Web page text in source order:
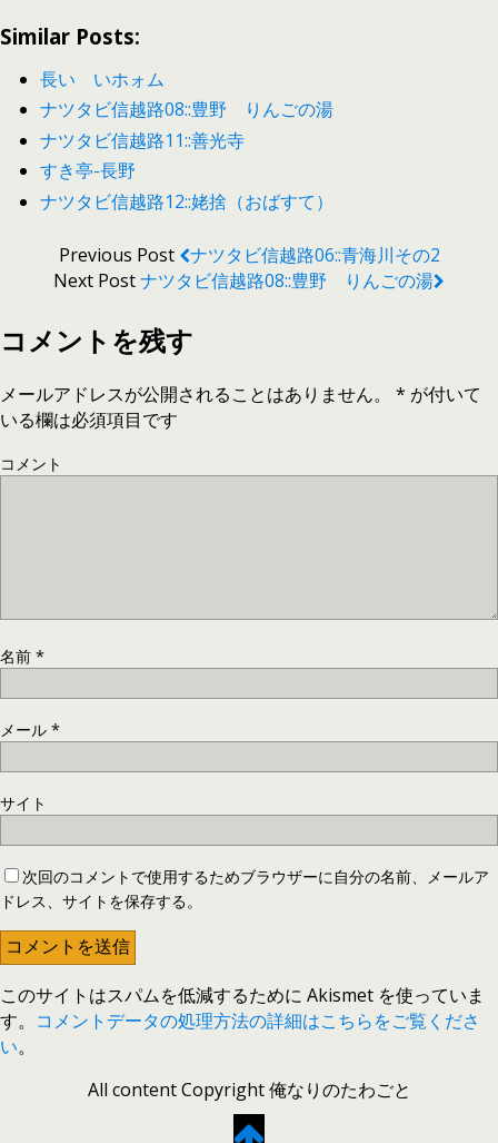
Similar Posts:
長いゝいホォム
ナツタビ信越路08::豊野 りんごの湯
ナツタビ信越路11::善光寺
すき亭-長野
ナツタビ信越路12::姥捨（おばすて）
Previous Post
ナツタビ信越路06::青海川その2
Next Postナツタビ信越路08::豊野 りんごの湯
コメントを残す
メールアドレスが公開されることはありません。 * が付いて
いる欄は必須項目です
コメント
名前 *
メール *
サイト
次回のコメントで使用するためブラウザーに自分の名前、メールア
ドレス、サイトを保存する。
このサイトはスパムを低減するために Akismet を使っていま
す。 コメントデータの処理方法の詳細はこちらをご覧くださ
い。
All content Copyright 俺なりのたわごと